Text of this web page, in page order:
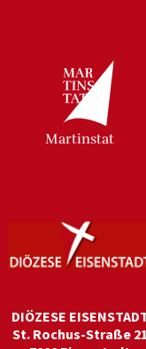
Martinstat
DIÖZESE
St. Rochus-Straße 21